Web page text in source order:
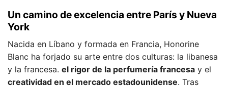
Un camino de excelencia entre París y Nueva
York
Nacida en Líbano y formada en Francia, Honorine
Blanc ha forjado su arte entre dos culturas: la libanesa
y la francesa. el rigor de la perfumería francesa y el
creatividad en el mercado estadounidense. Tras